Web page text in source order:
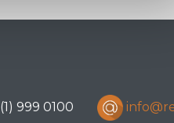
(1) 999 0100